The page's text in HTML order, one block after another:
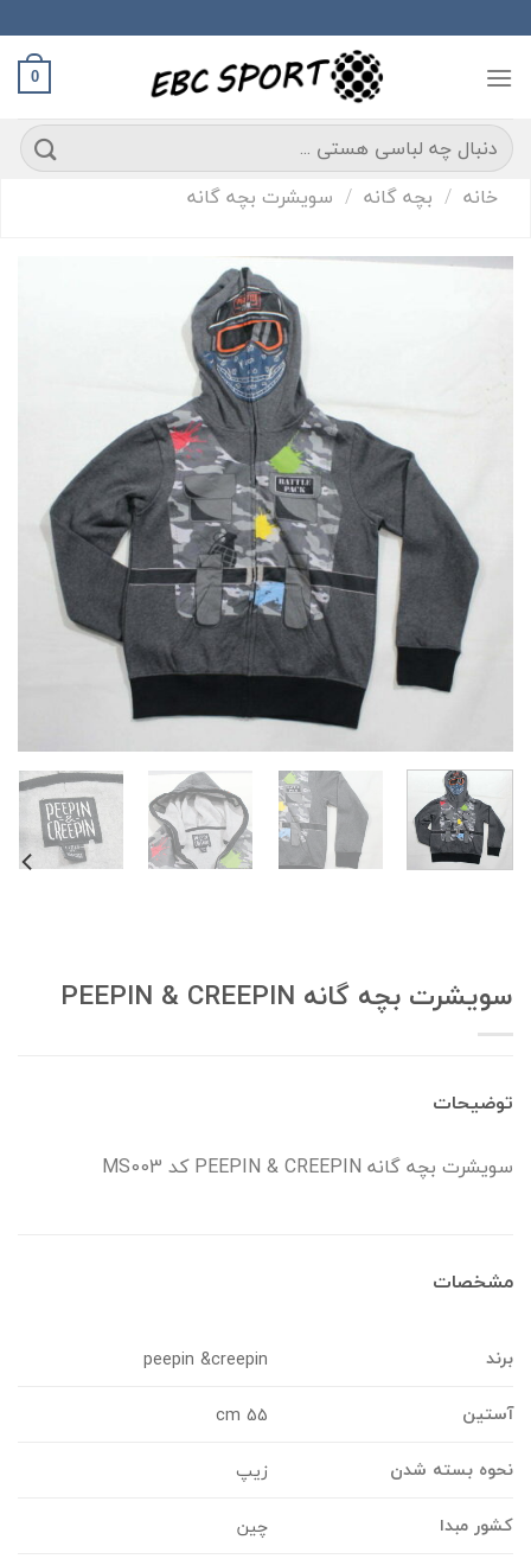
جستجو
برای:
خانه / بچه گانه / سویشرت بچه گانه
سویشرت بچه گانه PEEPIN & CREEPIN
توضیحات
سویشرت بچه گانه PEEPIN & CREEPIN کد MS003
مشخصات
برند
peepin &creepin
آستین
55 cm
نحوه بسته شدن
زیپ
کشور مبدا
چین